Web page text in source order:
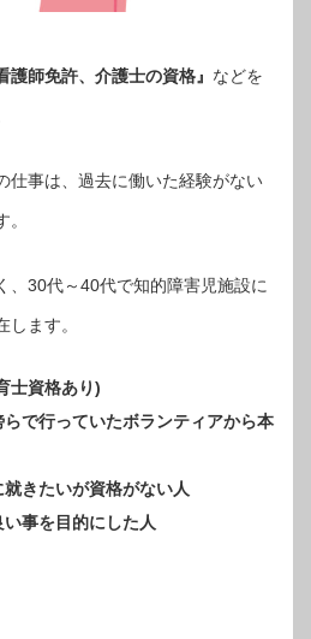
師免許、介護士の資格』 などを
仕事は、過去に働いた経験がない
、30代～40代で知的障害児施設に
ます。
士資格あり)
で行っていたボランティアから本
きたいが資格がない人
事を目的にした人